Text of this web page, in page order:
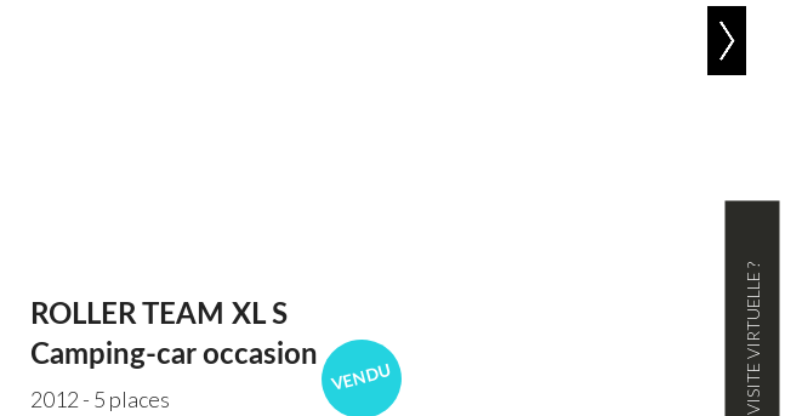
VENDU
ROLLER TEAM XL S
Camping-car occasion
2012 - 5 places
VISITE VIRTUELLE ?